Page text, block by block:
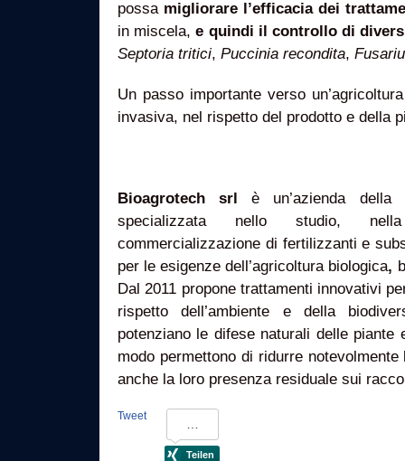
possa migliorare l’efficacia dei
in miscela, e quindi il controllo di
Septoria tritici, Puccinia recondita,
Un passo importante verso
invasiva, nel rispetto del prodotto e della
Bioagrotech srl è un’azienda della
specializzata nello studio,
commercializzazione di fertilizzanti e
per le esigenze dell’agricoltura biologica,
Dal 2011 propone trattamenti innovativi
rispetto dell’ambiente e della
potenziano le difese naturali delle
modo permettono di ridurre
anche la loro presenza residuale sui
Tweet